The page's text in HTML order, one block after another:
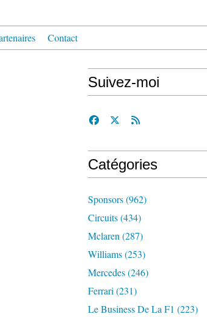
Contact
Suivez-moi
Catégories
Sponsors(962)
Circuits(434)
Mclaren (287)
Williams(253)
Mercedes(246)
Ferrari (231)
Le Business De La F1 (223)